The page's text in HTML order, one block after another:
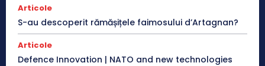
Articole
S-au descoperit rămășițele faimosului d’Artagnan?
Articole
Defence Innovation | NATO and new technologies